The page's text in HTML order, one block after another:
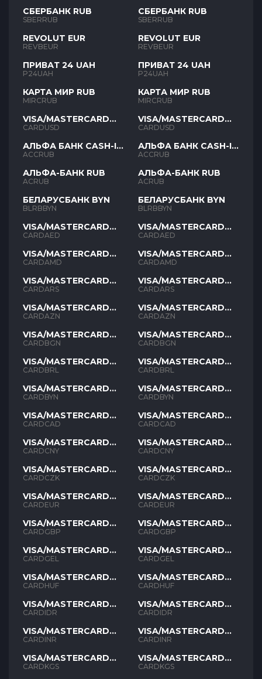
СБЕРБАНК RUB
SBERRUB
REVOLUT EUR
REVBEUR
ПРИВАТ 24 UAH
P24UAH
КАРТА МИР RUB
MIRCRUB
VISA/MASTERCARD
USD
CARDUSD
АЛЬФА БАНК CASH-IN
RUB
ACCRUB
АЛЬФА-БАНК RUB
ACRUB
БЕЛАРУСБАНК BYN
BLRBBYN
VISA/MASTERCARD
AED
CARDAED
VISA/MASTERCARD
AMD
CARDAMD
VISA/MASTERCARD
ARS
CARDARS
VISA/MASTERCARD
AZN
CARDAZN
VISA/MASTERCARD
BGN
CARDBGN
VISA/MASTERCARD
BRL
CARDBRL
VISA/MASTERCARD
BYN
CARDBYN
VISA/MASTERCARD
CAD
CARDCAD
VISA/MASTERCARD
CNY
CARDCNY
VISA/MASTERCARD
CZK
CARDCZK
VISA/MASTERCARD
EUR
CARDEUR
VISA/MASTERCARD
GBP
CARDGBP
VISA/MASTERCARD
GEL
CARDGEL
VISA/MASTERCARD
HUF
CARDHUF
VISA/MASTERCARD
IDR
CARDIDR
VISA/MASTERCARD
INR
CARDINR
VISA/MASTERCARD
KGS
CARDKGS
СБЕРБАНК RUB
SBERRUB
REVOLUT EUR
REVBEUR
ПРИВАТ 24 UAH
P24UAH
КАРТА МИР RUB
MIRCRUB
VISA/MASTERCARD
USD
CARDUSD
АЛЬФА БАНК CASH-IN
RUB
ACCRUB
АЛЬФА-БАНК RUB
ACRUB
БЕЛАРУСБАНК BYN
BLRBBYN
VISA/MASTERCARD
AED
CARDAED
VISA/MASTERCARD
AMD
CARDAMD
VISA/MASTERCARD
ARS
CARDARS
VISA/MASTERCARD
AZN
CARDAZN
VISA/MASTERCARD
BGN
CARDBGN
VISA/MASTERCARD
BRL
CARDBRL
VISA/MASTERCARD
BYN
CARDBYN
VISA/MASTERCARD
CAD
CARDCAD
VISA/MASTERCARD
CNY
CARDCNY
VISA/MASTERCARD
CZK
CARDCZK
VISA/MASTERCARD
EUR
CARDEUR
VISA/MASTERCARD
GBP
CARDGBP
VISA/MASTERCARD
GEL
CARDGEL
VISA/MASTERCARD
HUF
CARDHUF
VISA/MASTERCARD
IDR
CARDIDR
VISA/MASTERCARD
INR
CARDINR
VISA/MASTERCARD
KGS
CARDKGS